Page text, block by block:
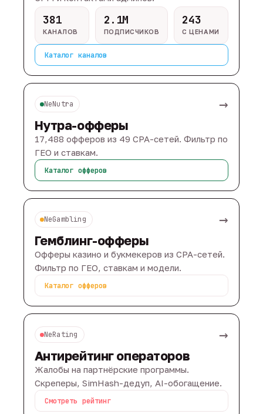
381
КАНАЛОВ
2.1M
ПОДПИСЧИКОВ
243
С ЦЕНАМИ
Каталог каналов
NeNutra →
Нутра-офферы
17,488 офферов из 49 CPA-сетей. Фильтр по
ГЕО и ставкам.
Каталог офферов
NeGambling →
Гемблинг-офферы
Офферы казино и букмекеров из CPA-сетей.
Фильтр по ГЕО, ставкам и модели.
Каталог офферов
NeRating →
Антирейтинг операторов
Жалобы на партнёрские программы.
Скреперы, SimHash-дедуп, AI-обогащение.
Смотреть рейтинг